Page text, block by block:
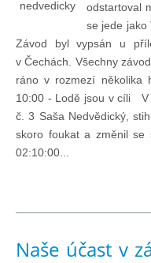
Offshore Cup
Pohár mistrů
Osobnost roku
Mezinárodní pohár
Pohárové závody
odstartoval
se jede jako
Závod byl vypsán u
v Čechách. Všechny
ráno v rozmezí několika
10:00 - Lodě jsou v cíli V
č. 3 Saša Nedvědický,
skoro foukat a změnil
02:10:00...
Naše účast v